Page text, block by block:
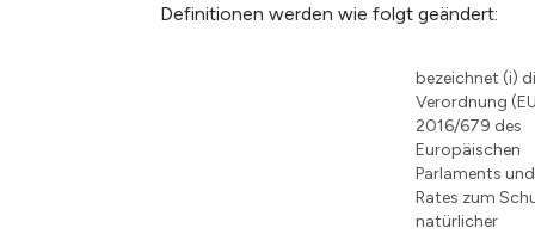
Definitionen werden wie folgt geändert:
bezeichnet (i)
Verordnung
2016/679 des
Europäischen
Parlaments
Rates zum
natürlicher